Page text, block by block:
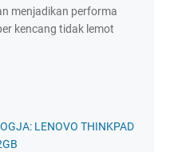
menjadikan performa
kencang tidak lemot
LENOVO THINKPAD